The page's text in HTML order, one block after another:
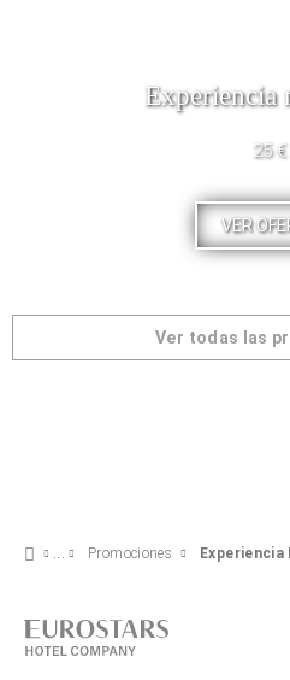
Experiencia
25 €
VER
Ver todas las
Promociones Experiencia